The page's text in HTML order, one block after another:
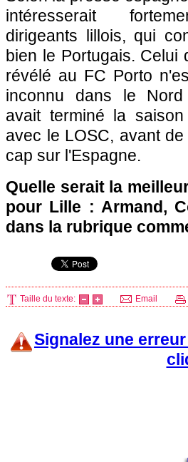
intéresserait
dirigeants lillois, qui
bien le Portugais. Celui
révélé au FC Porto
inconnu dans le Nord
avait terminé la saison
avec le LOSC, avant
cap sur l'Espagne.
Quelle serait la
pour Lille : Armand,
dans la rubrique
Taille du texte: Email
Signalez une